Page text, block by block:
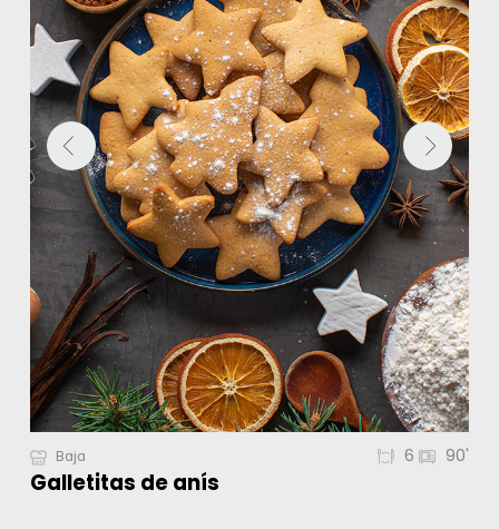
Baja 6 90'
Galletitas de anís